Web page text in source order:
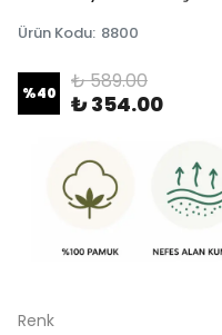
Ürün Kodu: 8800
%40 ₺ 589.00
₺ 354.00
Renk